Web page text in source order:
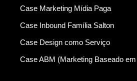
Case Marketing Mídia Paga
Case Inbound Família Salton
Case Design como Serviço
Case ABM (Marketing Baseado